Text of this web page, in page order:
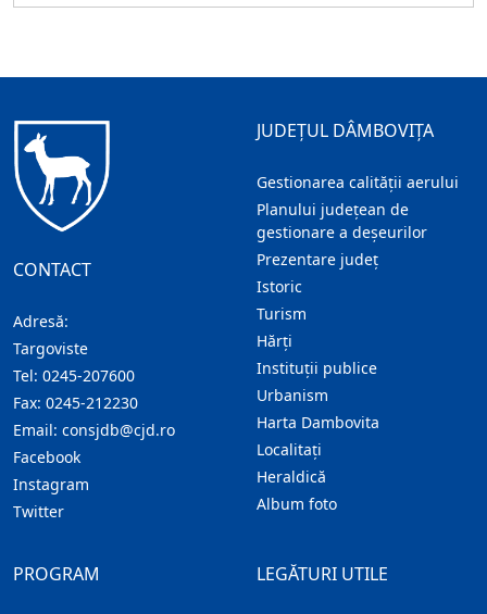
CONTACT
Adresă:
Targoviste
Tel: 0245-207600
Fax: 0245-212230
Email: consjdb@cjd.ro
Facebook
Instagram
Twitter
JUDEȚUL DÂMBOVIȚA
Gestionarea calității aerului
Planului județean de
gestionare a deșeurilor
Prezentare judeţ
Istoric
Turism
Hărţi
Instituţii publice
Urbanism
Harta Dambovita
Localitaţi
Heraldică
Album foto
LEGĂTURI UTILE
PROGRAM